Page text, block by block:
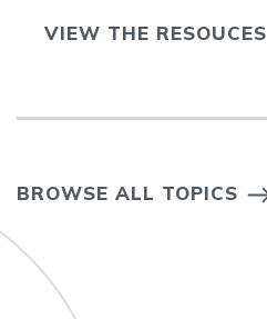
VIEW THE RESOUCES
BROWSE ALL TOPICS